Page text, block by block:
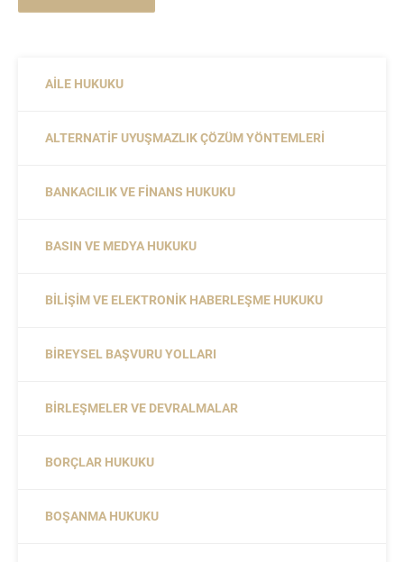
AILE HUKUKU
ALTERNATIF UYUŞMAZLIK ÇÖZÜM YÖNTEMLERI
BANKACILIK VE FINANS HUKUKU
BASIN VE MEDYA HUKUKU
BILIŞIM VE ELEKTRONIK HABERLEŞME HUKUKU
BIREYSEL BAŞVURU YOLLARI
BIRLEŞMELER VE DEVRALMALAR
BORÇLAR HUKUKU
BOŞANMA HUKUKU